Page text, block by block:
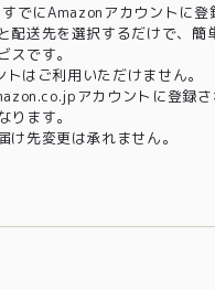
でにAmazonアカウントに登
配送先を選択するだけで、簡
スです。
はご利用いただけません。
アカウントに登録さ
ります。
先変更は承れません。